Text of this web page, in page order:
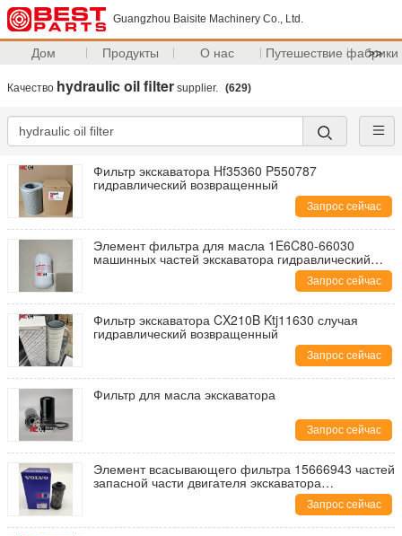
Guangzhou Baisite Machinery Co., Ltd.
Дом Продукты О нас Путешествие фабрики
>>
Качество hydraulic oil filter supplier. (629)
Фильтр экскаватора Hf35360 P550787
гидравлический возвращенный
Запрос сейчас
Элемент фильтра для масла 1E6C80-66030
машинных частей экскаватора гидравлический
Запрос сейчас
Фильтр экскаватора CX210B Ktj11630 случая
гидравлический возвращенный
Запрос сейчас
Фильтр для масла экскаватора
Запрос сейчас
Элемент всасывающего фильтра 15666943 частей
запасной части двигателя экскаватора
Запрос сейчас